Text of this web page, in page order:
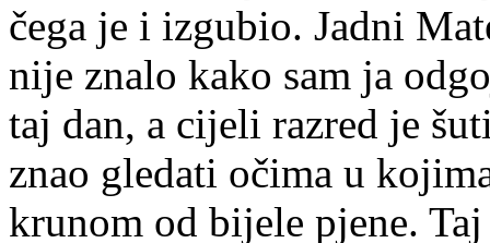
čega je i izgubio. Jadni
nije znalo kako sam ja
taj dan, a cijeli razred je
znao gledati očima u
krunom od bijele pjene.